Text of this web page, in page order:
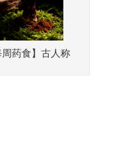
周药食】古人称